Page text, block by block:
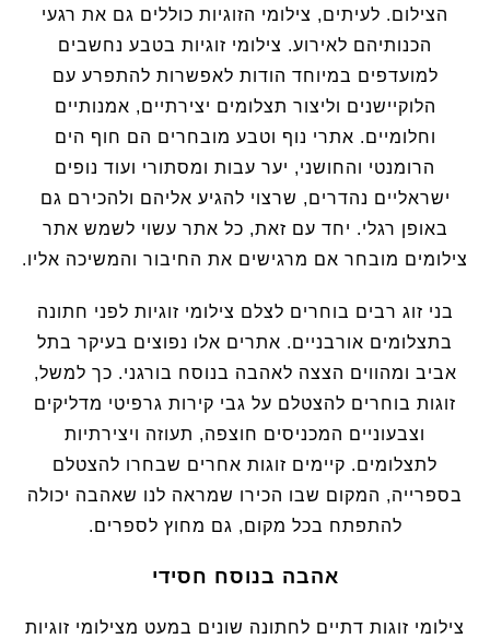
הצילום. לעיתים, צילומי הזוגיות כוללים גם את רגעי
הכנותיהם לאירוע. צילומי זוגיות בטבע נחשבים
למועדפים במיוחד הודות לאפשרות להתפרע עם
הלוקיישנים וליצור תצלומים יצירתיים, אמנותיים
וחלומיים. אתרי נוף וטבע מובחרים הם חוף הים
הרומנטי והחושני, יער עבות ומסתורי ועוד נופים
ישראליים נהדרים, שרצוי להגיע אליהם ולהכירם גם
באופן רגלי. יחד עם זאת, כל אתר עשוי לשמש אתר
צילומים מובחר אם מרגישים את החיבור והמשיכה אליו.
בני זוג רבים בוחרים לצלם צילומי זוגיות לפני חתונה
בתצלומים אורבניים. אתרים אלו נפוצים בעיקר בתל
אביב ומהווים הצצה לאהבה בנוסח בורגני. כך למשל,
זוגות בוחרים להצטלם על גבי קירות גרפיטי מדליקים
וצבעוניים המכניסים חוצפה, תעוזה ויצירתיות
לתצלומים. קיימים זוגות אחרים שבחרו להצטלם
בספרייה, המקום שבו הכירו שמראה לנו שאהבה יכולה
להתפתח בכל מקום, גם מחוץ לספרים.
אהבה בנוסח חסידי
צילומי זוגות דתיים לחתונה שונים במעט מצילומי זוגיות